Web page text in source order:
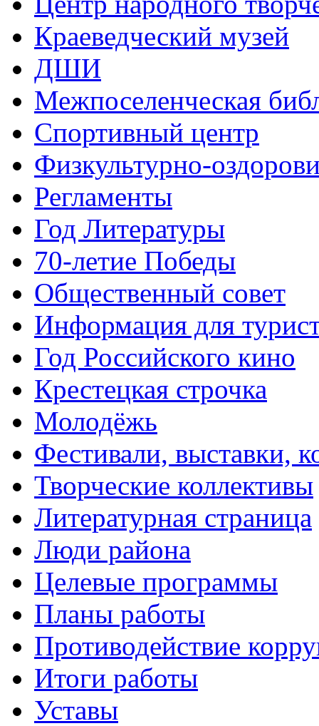
Краеведческий музей
ДШИ
Межпоселенческая
Спортивный центр
Физкультурно-
Регламенты
Год Литературы
70-летие Победы
Общественный совет
Информация для
Год Российского кино
Крестецкая строчка
Молодёжь
Фестивали, выставки,
Творческие коллективы
Литературная страница
Люди района
Целевые программы
Планы работы
Противодействие
Итоги работы
Уставы